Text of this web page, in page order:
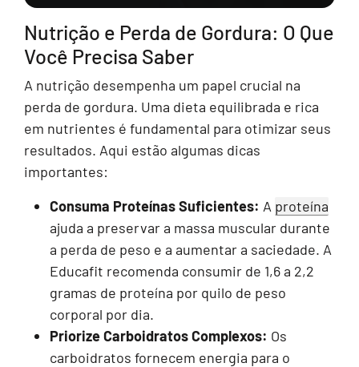
Nutrição e Perda de Gordura: O Que
Você Precisa Saber
A nutrição desempenha um papel crucial na
perda de gordura. Uma dieta equilibrada e rica
em nutrientes é fundamental para otimizar seus
resultados. Aqui estão algumas dicas
importantes:
Consuma Proteínas Suficientes: A proteína
ajuda a preservar a massa muscular durante
a perda de peso e a aumentar a saciedade. A
Educafit recomenda consumir de 1,6 a 2,2
gramas de proteína por quilo de peso
corporal por dia.
Priorize Carboidratos Complexos: Os
carboidratos fornecem energia para o